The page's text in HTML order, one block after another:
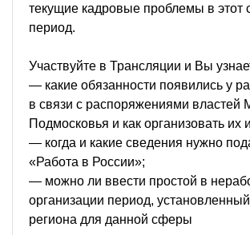
текущие кадровые проблемы в этот
период.
Участвуйте в Трансляции и Вы
— какие обязанности появились у
в связи с распоряжениями властей
Подмосковья и как организовать их
— когда и какие сведения нужно
«Работа в России»;
— можно ли ввести простой в
организации период,
региона для данной сферы